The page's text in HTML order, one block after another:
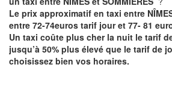
Le prix approximatif en taxi entre
entre 72-74euros tarif jour et 77- 81
Un taxi coûte plus cher la nuit le tarif
jusqu’à 50% plus élevé que le tarif de
choisissez bien vos horaires.